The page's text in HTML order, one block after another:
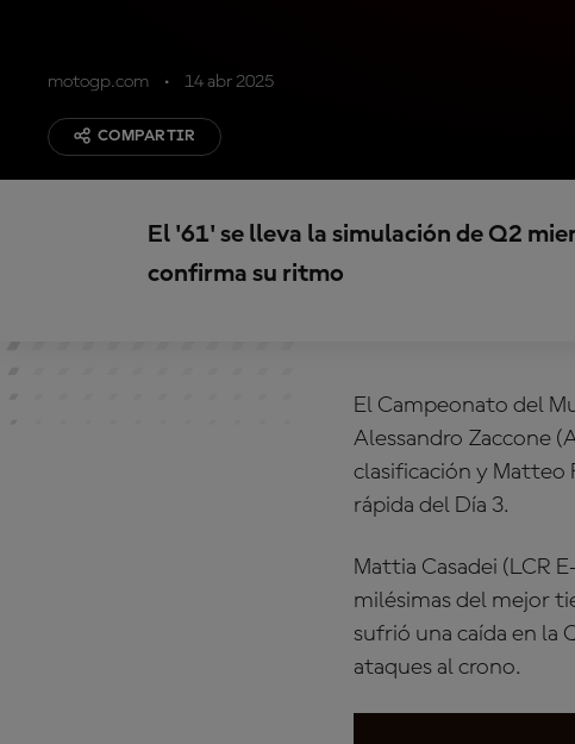
motogp.com 14 abr 2025
COMPARTIR
El '61' se lleva la simulación de Q2
confirma su ritmo
El Campeonato del
Alessandro Zaccone
clasificación y Matteo
rápida del Día 3.
Mattia Casadei (LCR
milésimas del mejor
sufrió una caída en la
ataques al crono.